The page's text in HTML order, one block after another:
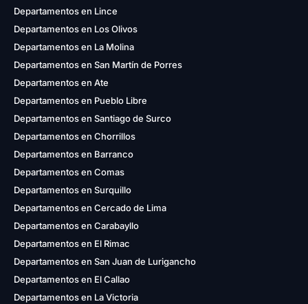
Departamentos en Lince
Departamentos en Los Olivos
Departamentos en La Molina
Departamentos en San Martín de Porres
Departamentos en Ate
Departamentos en Pueblo Libre
Departamentos en Santiago de Surco
Departamentos en Chorrillos
Departamentos en Barranco
Departamentos en Comas
Departamentos en Surquillo
Departamentos en Cercado de Lima
Departamentos en Carabayllo
Departamentos en El Rimac
Departamentos en San Juan de Lurigancho
Departamentos en El Callao
Departamentos en La Victoria